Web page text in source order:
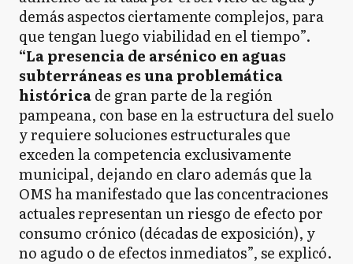
demás aspectos ciertamente complejos, para
que tengan luego viabilidad en el tiempo”.
“La presencia de arsénico en aguas
subterráneas es una problemática
históricade gran parte de la región
pampeana, con base en la estructura del suelo
y requiere soluciones estructurales que
exceden la competencia exclusivamente
municipal, dejando en claro además que la
OMS ha manifestado que las concentraciones
actuales representan un riesgo de efecto por
consumo crónico (décadas de exposición), y
no agudo o de efectos inmediatos”, se explicó.